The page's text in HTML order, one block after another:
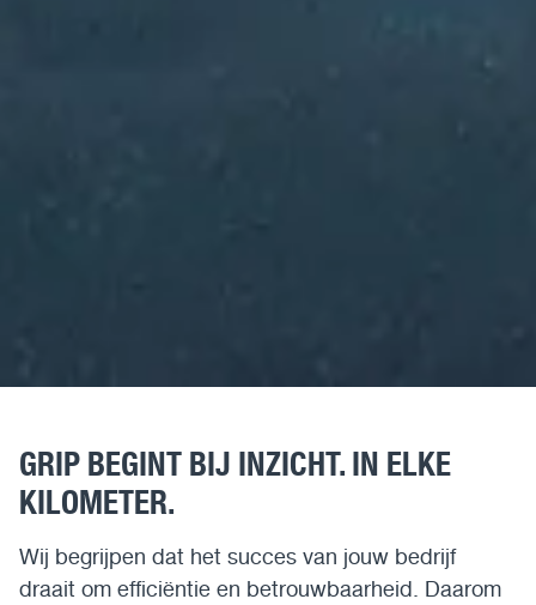
GRIP BEGINT BIJ INZICHT. IN ELKE
KILOMETER.
Wij begrijpen dat het succes van jouw bedrijf
draait om efficiëntie en betrouwbaarheid. Daarom